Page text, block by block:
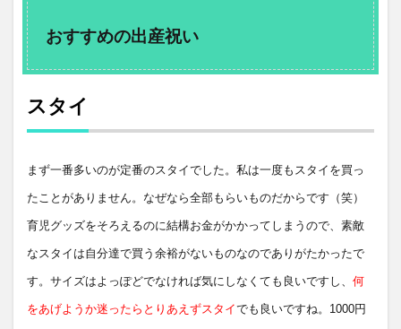
おすすめの出産祝い
スタイ
まず一番多いのが定番のスタイでした。私は一度もスタイを買っ
たことがありません。なぜなら全部もらいものだからです（笑）
育児グッズをそろえるのに結構お金がかかってしまうので、素敵
なスタイは自分達で買う余裕がないものなのでありがたかったで
す。サイズはよっぽどでなければ気にしなくても良いですし、 何
をあげようか迷ったらとりあえずスタイでも良いですね。 1000円